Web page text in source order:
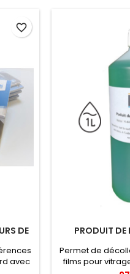
DE
avec
favorite_border
PRODUIT DE
Permet de
films pour